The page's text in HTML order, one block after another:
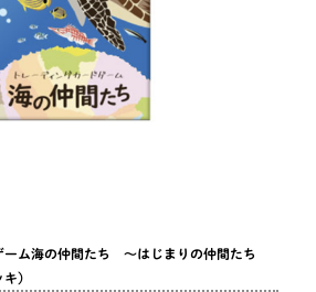
ーム海の仲間たち ～はじまりの仲間たち
）